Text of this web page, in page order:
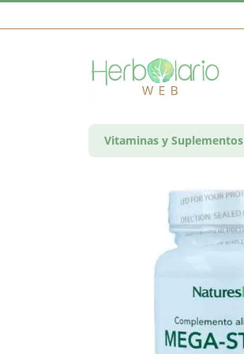
Vitaminas y Suplementos